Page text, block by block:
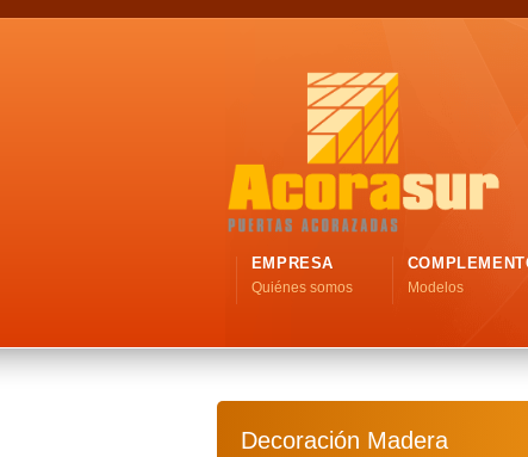
EMPRESA
Quiénes somos Modelos
Decoración Madera